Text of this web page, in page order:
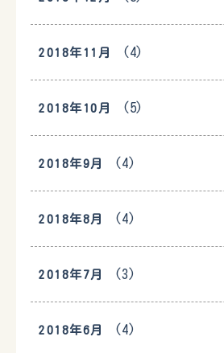
2018年11月 (4)
2018年10月 (5)
2018年9月 (4)
2018年8月 (4)
2018年7月 (3)
2018年6月 (4)